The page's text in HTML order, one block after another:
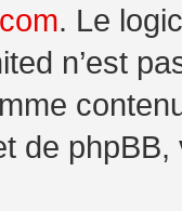
. Le
n’est
de